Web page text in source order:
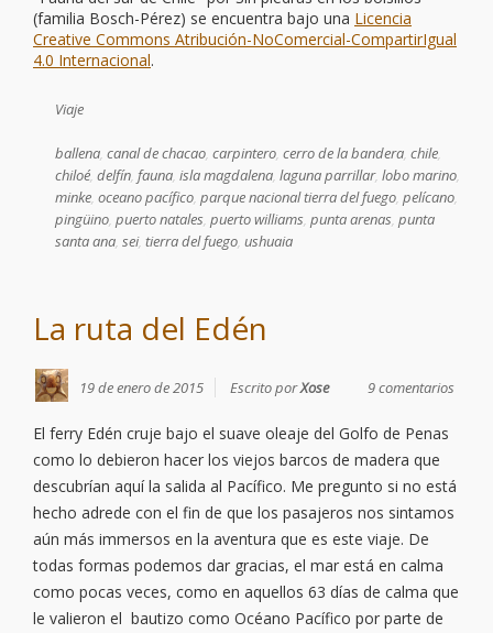
(familia Bosch-Pérez) se encuentra bajo una Licencia
Creative Commons Atribución-NoComercial-CompartirIgual
4.0 Internacional.
Viaje
ballena, canal de chacao, carpintero, cerro de la bandera, chile,
chiloé, delfín, fauna, isla magdalena, laguna parrillar, lobo marino,
minke, oceano pacífico, parque nacional tierra del fuego, pelícano,
pingüino, puerto natales, puerto williams, punta arenas, punta
santa ana, sei, tierra del fuego, ushuaia
La ruta del Edén
19 de enero de 2015 9 comentarios
Escrito porXose
El ferry Edén cruje bajo el suave oleaje del Golfo de Penas
como lo debieron hacer los viejos barcos de madera que
descubrían aquí la salida al Pacífico. Me pregunto si no está
hecho adrede con el fin de que los pasajeros nos sintamos
aún más immersos en la aventura que es este viaje. De
todas formas podemos dar gracias, el mar está en calma
como pocas veces, como en aquellos 63 días de calma que
le valieron el bautizo como Océano Pacífico por parte de